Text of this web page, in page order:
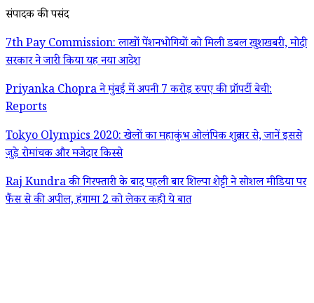
संपादक की पसंद
7th Pay Commission: लाखों पेंशनभोगियों को मिली डबल खुशखबरी, मोदी
सरकार ने जारी किया यह नया आदेश
Priyanka Chopra ने मुंबई में अपनी 7 करोड़ रुपए की प्रॉपर्टी बेची:
Reports
Tokyo Olympics 2020: खेलों का महाकुंभ ओलंपिक शुक्रवार से, जानें इससे
जुड़े रोमांचक और मजेदार किस्से
Raj Kundra की गिरफ्तारी के बाद पहली बार शिल्पा शेट्टी ने सोशल मीडिया पर
फैंस से की अपील, हंगामा 2 को लेकर कही ये बात